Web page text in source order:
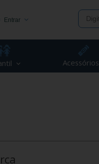
Entrar
Acessórios